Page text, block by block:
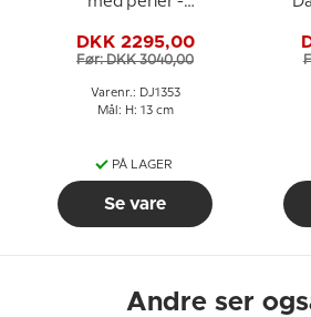
DKK 2295,00
Før: DKK 3040,00
Varenr.: DJ1353
Mål: H: 13 cm
PÅ LAGER
Se vare
Andre ser